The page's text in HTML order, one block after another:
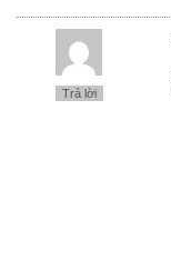
Trả lời